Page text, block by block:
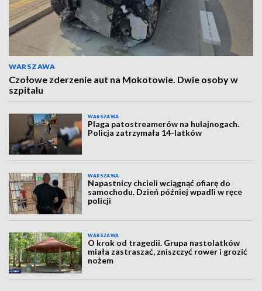
WARSZAWA
Czołowe zderzenie aut na Mokotowie. Dwie osoby w
szpitalu
WARSZAWA
Plaga patostreamerów na hulajnogach.
Policja zatrzymała 14-latków
WARSZAWA
Napastnicy chcieli wciągnąć ofiarę do
samochodu. Dzień później wpadli w ręce
policji
WARSZAWA
O krok od tragedii. Grupa nastolatków
miała zastraszać, zniszczyć rower i grozić
nożem